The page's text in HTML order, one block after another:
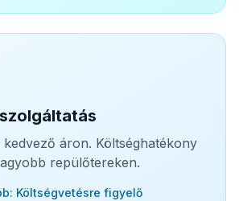
kedvező áron. Költséghatékony
repülőtereken.
Költségvetésre figyelő